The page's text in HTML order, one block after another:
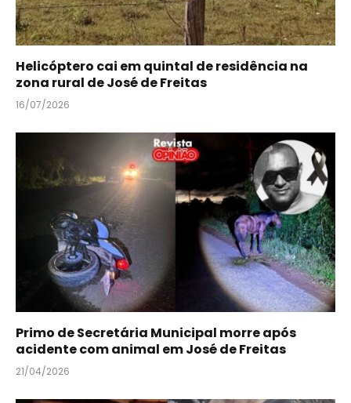
Helicóptero cai em quintal de residência na
zona rural de José de Freitas
16/07/2026
Primo de Secretária Municipal morre após
acidente com animal em José de Freitas
21/04/2026